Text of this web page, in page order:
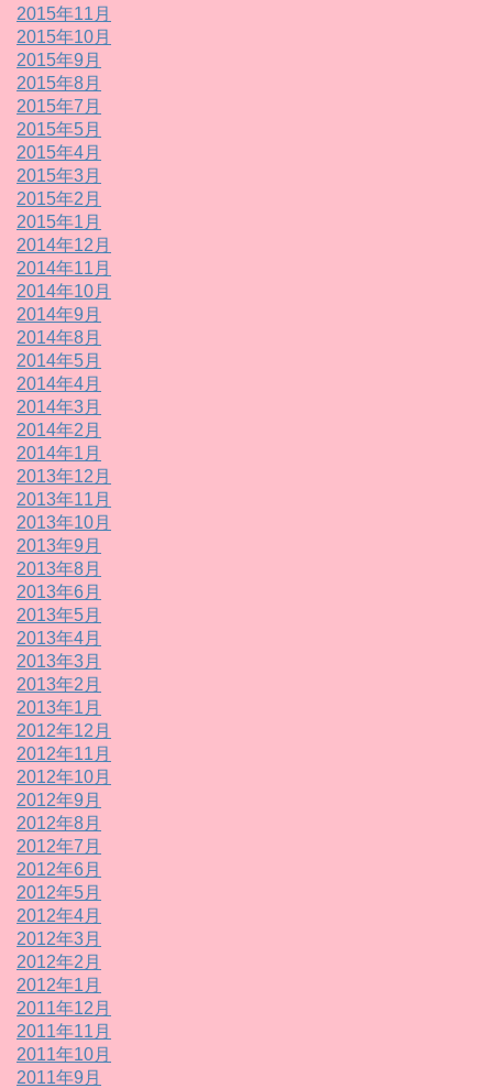
2015年11月
2015年10月
2015年9月
2015年8月
2015年7月
2015年5月
2015年4月
2015年3月
2015年2月
2015年1月
2014年12月
2014年11月
2014年10月
2014年9月
2014年8月
2014年5月
2014年4月
2014年3月
2014年2月
2014年1月
2013年12月
2013年11月
2013年10月
2013年9月
2013年8月
2013年6月
2013年5月
2013年4月
2013年3月
2013年2月
2013年1月
2012年12月
2012年11月
2012年10月
2012年9月
2012年8月
2012年7月
2012年6月
2012年5月
2012年4月
2012年3月
2012年2月
2012年1月
2011年12月
2011年11月
2011年10月
2011年9月